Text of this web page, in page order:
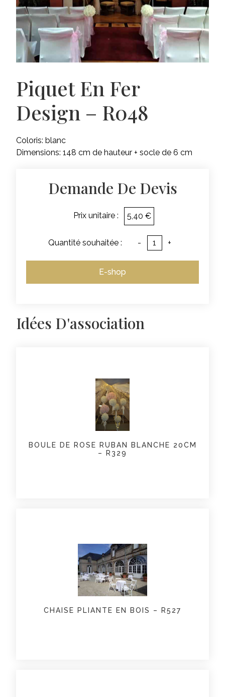
Piquet En Fer
Design – R048
Coloris: blanc
Dimensions: 148 cm de hauteur + socle de 6 cm
Demande De Devis
Prix unitaire : 5,40 €
Quantité souhaitée : - +
E-shop
Idées D'association
BOULE DE ROSE RUBAN BLANCHE 20CM
– R329
CHAISE PLIANTE EN BOIS – R527